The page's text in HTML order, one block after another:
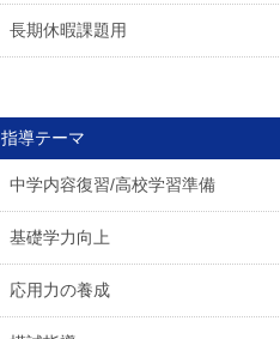
長期休暇課題用
指導テーマ
中学内容復習/高校学習準備
基礎学力向上
応用力の養成